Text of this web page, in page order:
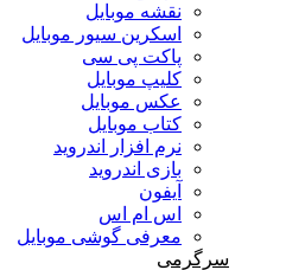
نقشه موبایل
اسکرین سیور موبایل
پاکت پی سی
کلیپ موبایل
عکس موبایل
کتاب موبایل
نرم افزار اندروید
بازی اندروید
آیفون
اس ام اس
معرفی گوشی موبایل
سرگرمی